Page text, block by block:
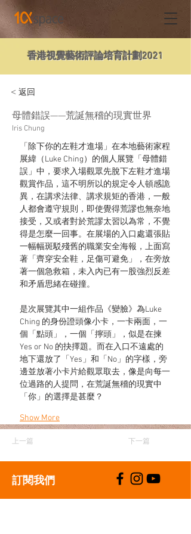
香港視覺藝術評論培育計劃2021
< 返回
母體錯誤——荒誕無稽的現實世界
Iris Chung
「除下你的左鞋才進場」在本地藝術家程
展緯（Luke Ching）的個人展覽「母體錯
誤」中，要求入場觀眾先脫下左鞋才進場
觀賞作品，這不明所以的規定令人頓感詭
異，在講求法律、講求規矩的香港，一般
人都會遵守規則，即使覺得荒謬也無奈地
接受，又或者對於荒謬太習以為常，不覺
得是怎麼一回事。在展場的入口處還張貼
一幅幅斑駁殘舊的職業安全海報，上面寫
著「齊穿安全鞋，足傷可避免」，在旁放
著一個急救箱，未入內已有一股強烈反差
和矛盾思緒在碰撞。
是次展覽其中一組作品《變臉》為Luke
Ching 的身份證頭像小卡，一卡兩面，一
個「點頭」，一個「擰頭」，似是在揀
Yes or No 的抉擇題。而在入口不遠處的
地下還放了「Yes」和「No」的字樣，旁
邊並放著小卡片給觀眾取去，像是向每一
位過路的人提問，在荒誕無稽的現實中
「你」的選擇是甚麼？
Show More
上一篇 下一篇
​訂閱我們